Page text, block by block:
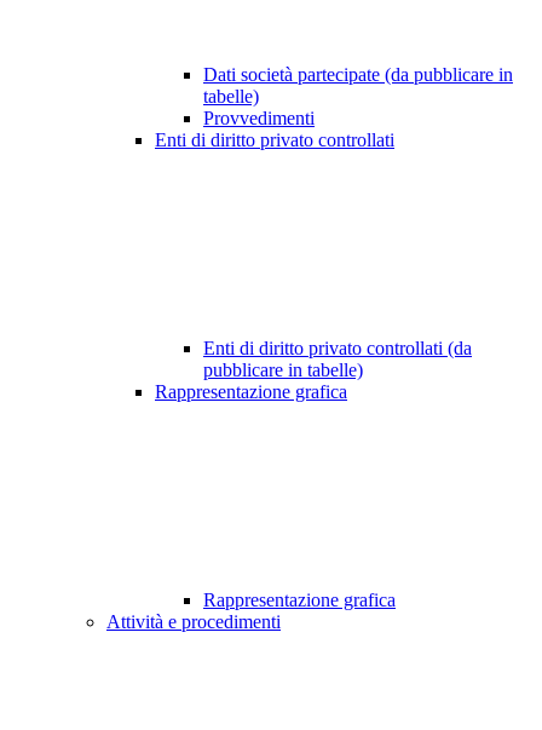
Dati società partecipate (da pubblicare in
tabelle)
Provvedimenti
Enti di diritto privato controllati
Enti di diritto privato controllati (da
pubblicare in tabelle)
Rappresentazione grafica
Rappresentazione grafica
Attività e procedimenti